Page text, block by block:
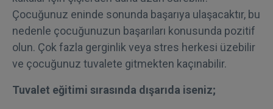
Çocuğunuz eninde sonunda başarıya ulaşacaktır, bu
nedenle çocuğunuzun başarıları konusunda pozitif
olun. Çok fazla gerginlik veya stres herkesi üzebilir
ve çocuğunuz tuvalete gitmekten kaçınabilir.
Tuvalet eğitimi sırasında dışarıda iseniz;